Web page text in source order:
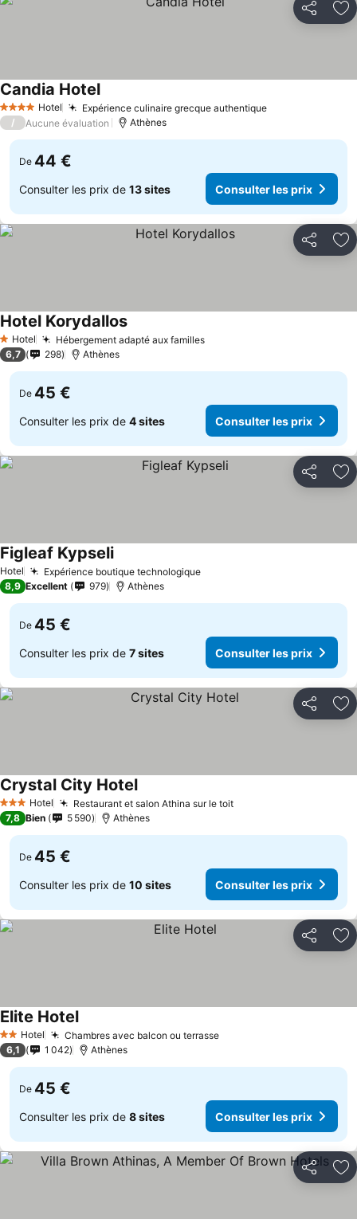
Partager
4 Étoiles Hotel Expérience culinaire grecque authentique
Candia Hotel
/ Aucune évaluation Athènes
De 44 €
Consulter les prix de 13 sites Consulter les prix
Partager
1 Étoiles
Hotel Hébergement adapté aux familles
Hotel Korydallos
6,7 298 Athènes
De 45 €
Consulter les prix de 4 sites Consulter les prix
Partager
Hotel Expérience boutique technologique
Figleaf Kypseli
8,9 Excellent 979 Athènes
De 45 €
Consulter les prix de 7 sites Consulter les prix
Partager
3 ÉtoilesHotel Restaurant et salon Athina sur le toit
Crystal City Hotel
7,8 Bien 5 590 Athènes
De 45 €
Consulter les prix de 10 sites Consulter les prix
Partager
2 Étoiles
Hotel Chambres avec balcon ou terrasse
Elite Hotel
6,1 1 042 Athènes
De 45 €
Consulter les prix de 8 sites Consulter les prix
Partager